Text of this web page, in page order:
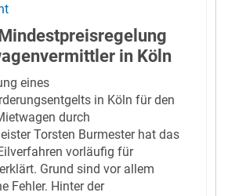
in Köln
eines
in Köln für den
durch
Torsten Burmester hat das
vorläufig für
Grund sind vor allem
Fehler. Hinter der